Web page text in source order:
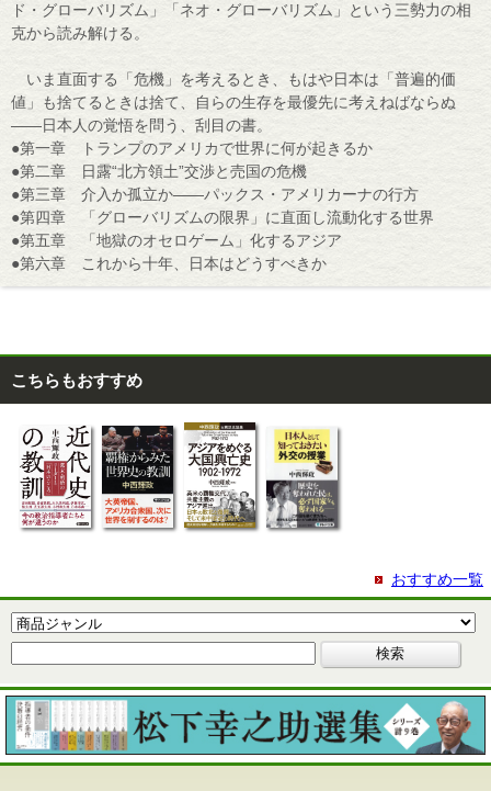
ド・グローバリズム」「ネオ・グローバリズム」という三勢力の相
克から読み解ける。
いま直面する「危機」を考えるとき、もはや日本は「普遍的価
値」も捨てるときは捨て、自らの生存を最優先に考えねばならぬ
――日本人の覚悟を問う、刮目の書。
●第一章 トランプのアメリカで世界に何が起きるか
●第二章 日露“北方領土”交渉と売国の危機
●第三章 介入か孤立か――パックス・アメリカーナの行方
●第四章 「グローバリズムの限界」に直面し流動化する世界
●第五章 「地獄のオセロゲーム」化するアジア
●第六章 これから十年、日本はどうすべきか
こちらもおすすめ
おすすめ一覧